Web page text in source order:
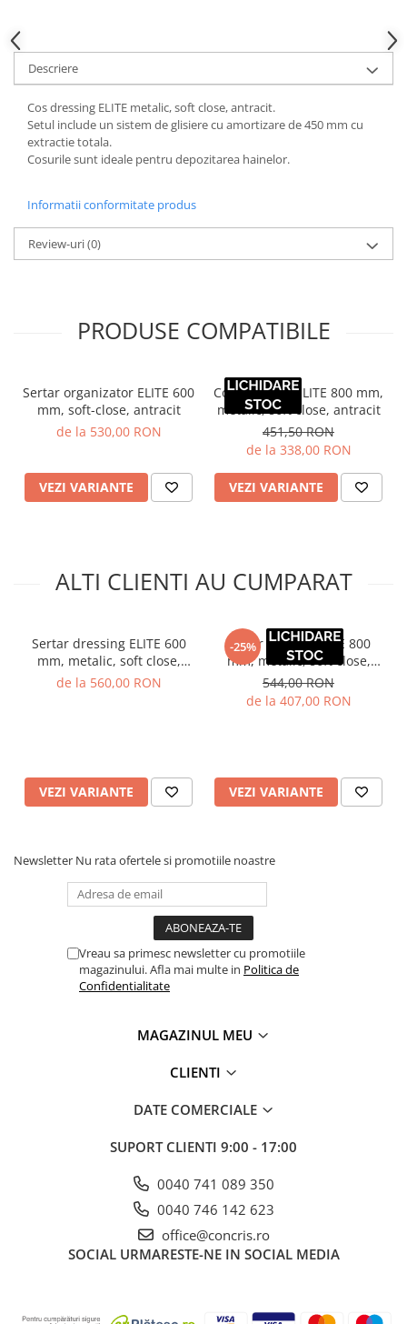
Descriere
Cos dressing ELITE metalic, soft close, antracit.
Setul include un sistem de glisiere cu amortizare de 450 mm cu
extractie totala.
Cosurile sunt ideale pentru depozitarea hainelor.
Informatii conformitate produs
Review-uri(0)
PRODUSE COMPATIBILE
Sertar organizator ELITE 600
mm, soft-close, antracit
de la 530,00 RON
VEZI VARIANTE
Cos dressing ELITE 800 mm,
metalic, soft close, antracit
451,50 RON
de la 338,00 RON
VEZI VARIANTE
ALTI CLIENTI AU CUMPARAT
Sertar dressing ELITE 600
mm, metalic, soft close,
antracit
de la 560,00 RON
VEZI VARIANTE
-25%
Sertar pantofi ELITE 800
mm, metalic, soft close,
antracit
544,00 RON
de la 407,00 RON
VEZI VARIANTE
Newsletter Nu rata ofertele si promotiile noastre
Vreau sa primesc newsletter cu promotiile
magazinului. Afla mai multe in Politica de
Confidentialitate
MAGAZINUL MEU
CLIENTI
DATE COMERCIALE
SUPORT CLIENTI 9:00 - 17:00
0040 741 089 350
0040 746 142 623
office@concris.ro
SOCIAL URMARESTE-NE IN SOCIAL MEDIA